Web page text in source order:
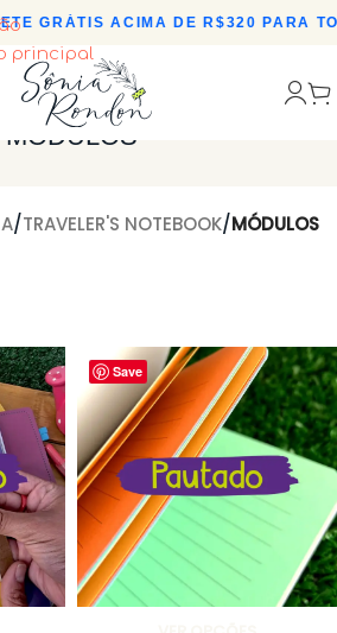
principal
GRÁTIS ACIMA DE R$320 PARA
MÓDULOS
/TRAVELER'S NOTEBOOK/MÓDULOS
Save